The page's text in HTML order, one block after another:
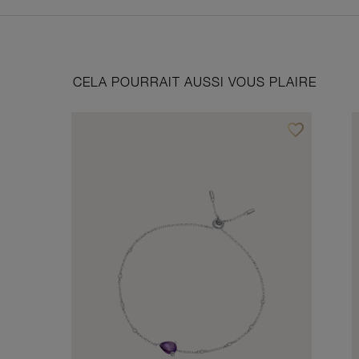
CELA POURRAIT AUSSI VOUS PLAIRE
favorite_borderAjouter à vos